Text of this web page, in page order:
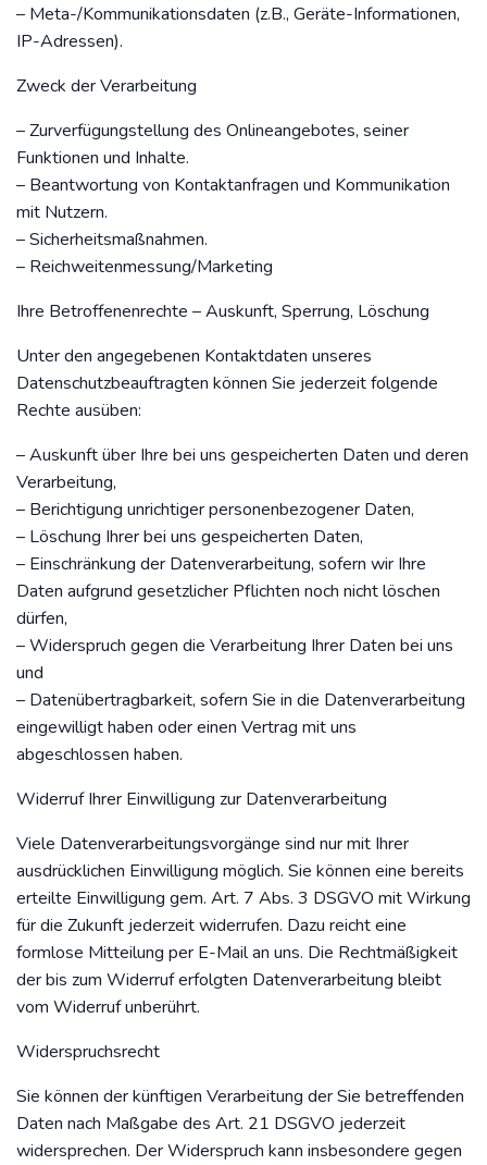
– Meta-/Kommunikationsdaten (z.B., Geräte-Informationen,
IP-Adressen).
Zweck der Verarbeitung
– Zurverfügungstellung des Onlineangebotes, seiner
Funktionen und Inhalte.
– Beantwortung von Kontaktanfragen und Kommunikation
mit Nutzern.
– Sicherheitsmaßnahmen.
– Reichweitenmessung/Marketing
Ihre Betroffenenrechte – Auskunft, Sperrung, Löschung
Unter den angegebenen Kontaktdaten unseres
Datenschutzbeauftragten können Sie jederzeit folgende
Rechte ausüben:
– Auskunft über Ihre bei uns gespeicherten Daten und deren
Verarbeitung,
– Berichtigung unrichtiger personenbezogener Daten,
– Löschung Ihrer bei uns gespeicherten Daten,
– Einschränkung der Datenverarbeitung, sofern wir Ihre
Daten aufgrund gesetzlicher Pflichten noch nicht löschen
dürfen,
– Widerspruch gegen die Verarbeitung Ihrer Daten bei uns
und
– Datenübertragbarkeit, sofern Sie in die Datenverarbeitung
eingewilligt haben oder einen Vertrag mit uns
abgeschlossen haben.
Widerruf Ihrer Einwilligung zur Datenverarbeitung
Viele Datenverarbeitungsvorgänge sind nur mit Ihrer
ausdrücklichen Einwilligung möglich. Sie können eine bereits
erteilte Einwilligung gem. Art. 7 Abs. 3 DSGVO mit Wirkung
für die Zukunft jederzeit widerrufen. Dazu reicht eine
formlose Mitteilung per E-Mail an uns. Die Rechtmäßigkeit
der bis zum Widerruf erfolgten Datenverarbeitung bleibt
vom Widerruf unberührt.
Widerspruchsrecht
Sie können der künftigen Verarbeitung der Sie betreffenden
Daten nach Maßgabe des Art. 21 DSGVO jederzeit
widersprechen. Der Widerspruch kann insbesondere gegen